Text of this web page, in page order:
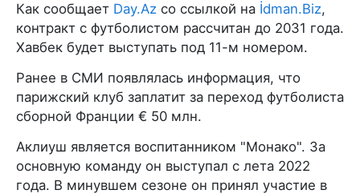
Как сообщает Day.Az со ссылкой на İdman.Biz,
контракт с футболистом рассчитан до 2031 года.
Хавбек будет выступать под 11-м номером.
Ранее в СМИ появлялась информация, что
парижский клуб заплатит за переход футболиста
сборной Франции € 50 млн.
Аклиуш является воспитанником "Монако". За
основную команду он выступал с лета 2022
года. В минувшем сезоне он принял участие в